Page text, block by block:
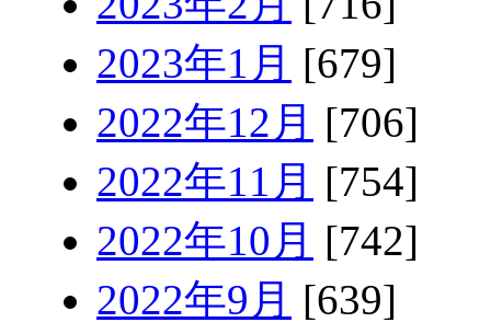
2023年1月 [679]
2022年12月 [706]
2022年11月 [754]
2022年10月 [742]
2022年9月 [639]